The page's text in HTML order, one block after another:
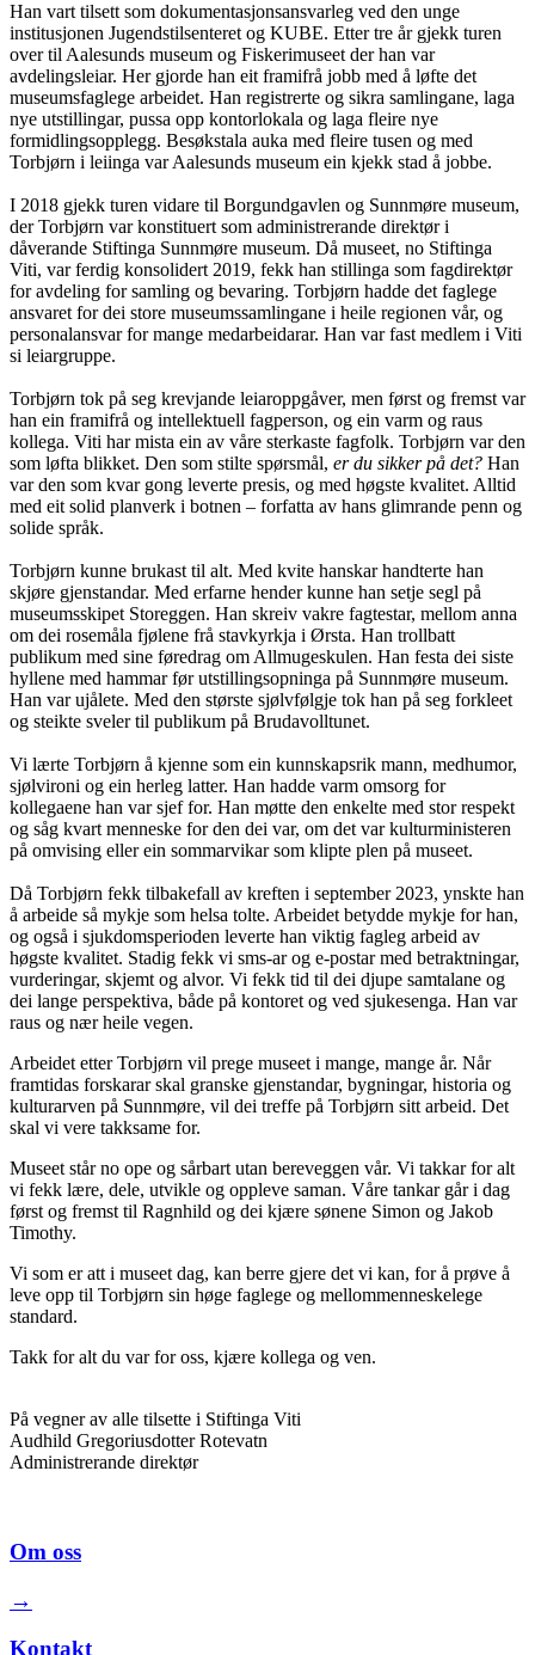
Han vart tilsett som dokumentasjonsansvarleg ved den unge
institusjonen Jugendstilsenteret og KUBE. Etter tre år gjekk turen
over til Aalesunds museum og Fiskerimuseet der han var
avdelingsleiar. Her gjorde han eit framifrå jobb med å løfte det
museumsfaglege arbeidet. Han registrerte og sikra samlingane, laga
nye utstillingar, pussa opp kontorlokala og laga fleire nye
formidlingsopplegg. Besøkstala auka med fleire tusen og med
Torbjørn i leiinga var Aalesunds museum ein kjekk stad å jobbe.
I 2018 gjekk turen vidare til Borgundgavlen og Sunnmøre museum,
der Torbjørn var konstituert som administrerande direktør i
dåverande Stiftinga Sunnmøre museum. Då museet, no Stiftinga
Viti, var ferdig konsolidert 2019, fekk han stillinga som fagdirektør
for avdeling for samling og bevaring. Torbjørn hadde det faglege
ansvaret for dei store museumssamlingane i heile regionen vår, og
personalansvar for mange medarbeidarar. Han var fast medlem i Viti
si leiargruppe.
Torbjørn tok på seg krevjande leiaroppgåver, men først og fremst var
han ein framifrå og intellektuell fagperson, og ein varm og raus
kollega. Viti har mista ein av våre sterkaste fagfolk. Torbjørn var den
som løfta blikket. Den som stilte spørsmål, er du sikker på det? Han
var den som kvar gong leverte presis, og med høgste kvalitet. Alltid
med eit solid planverk i botnen – forfatta av hans glimrande penn og
solide språk.
Torbjørn kunne brukast til alt. Med kvite hanskar handterte han
skjøre gjenstandar. Med erfarne hender kunne han setje segl på
museumsskipet Storeggen. Han skreiv vakre fagtestar, mellom anna
om dei rosemåla fjølene frå stavkyrkja i Ørsta. Han trollbatt
publikum med sine føredrag om Allmugeskulen. Han festa dei siste
hyllene med hammar før utstillingsopninga på Sunnmøre museum.
Han var ujålete. Med den største sjølvfølgje tok han på seg forkleet
og steikte sveler til publikum på Brudavolltunet.
Vi lærte Torbjørn å kjenne som ein kunnskapsrik mann, medhumor,
sjølvironi og ein herleg latter. Han hadde varm omsorg for
kollegaene han var sjef for. Han møtte den enkelte med stor respekt
og såg kvart menneske for den dei var, om det var kulturministeren
på omvising eller ein sommarvikar som klipte plen på museet.
Då Torbjørn fekk tilbakefall av kreften i september 2023, ynskte han
å arbeide så mykje som helsa tolte. Arbeidet betydde mykje for han,
og også i sjukdomsperioden leverte han viktig fagleg arbeid av
høgste kvalitet. Stadig fekk vi sms-ar og e-postar med betraktningar,
vurderingar, skjemt og alvor. Vi fekk tid til dei djupe samtalane og
dei lange perspektiva, både på kontoret og ved sjukesenga. Han var
raus og nær heile vegen.
Arbeidet etter Torbjørn vil prege museet i mange, mange år. Når
framtidas forskarar skal granske gjenstandar, bygningar, historia og
kulturarven på Sunnmøre, vil dei treffe på Torbjørn sitt arbeid. Det
skal vi vere takksame for.
Museet står no ope og sårbart utan bereveggen vår. Vi takkar for alt
vi fekk lære, dele, utvikle og oppleve saman. Våre tankar går i dag
først og fremst til Ragnhild og dei kjære sønene Simon og Jakob
Timothy.
Vi som er att i museet dag, kan berre gjere det vi kan, for å prøve å
leve opp til Torbjørn sin høge faglege og mellommenneskelege
standard.
Takk for alt du var for oss, kjære kollega og ven.
På vegner av alle tilsette i Stiftinga Viti
Audhild Gregoriusdotter Rotevatn
Administrerande direktør
Om oss
→
Kontakt